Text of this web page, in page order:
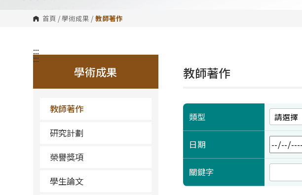
首頁 /學術成果 / 教師著作
:::
學術成果
教師著作
研究計劃
榮譽獎項
學生論文
:::
教師著作
類型
日期
關鍵字